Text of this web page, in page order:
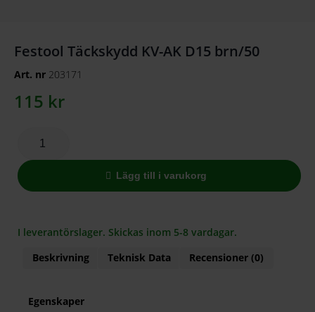
Festool Täckskydd KV-AK D15 brn/50
Art. nr 203171
115 kr
Lägg till i varukorg
I leverantörslager. Skickas inom 5-8 vardagar.
Beskrivning
Teknisk Data Recensioner (0)
Egenskaper